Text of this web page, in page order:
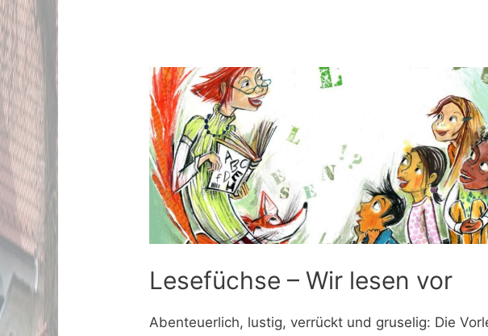
Lesefüchse – Wir lesen vor
Abenteuerlich, lustig, verrückt und gruselig: Die